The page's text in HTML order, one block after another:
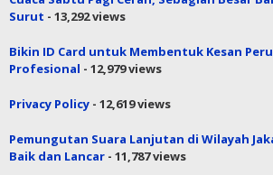
Surut - 13,292 views
Bikin ID Card untuk Membentuk Kesan
Profesional - 12,979 views
Privacy Policy - 12,619 views
Pemungutan Suara Lanjutan di Wilayah
Baik dan Lancar - 11,787 views